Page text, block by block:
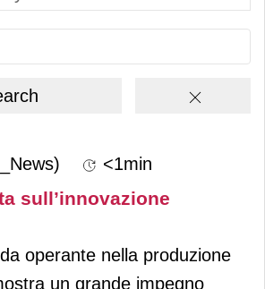
<1min
sull’innovazione
operante nella produzione
un grande impegno